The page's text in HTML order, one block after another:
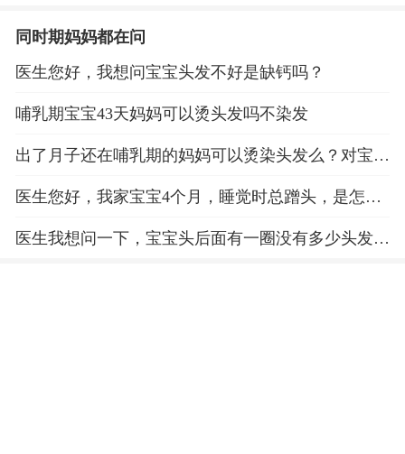
同时期妈妈都在问
医生您好，我想问宝宝头发不好是缺钙吗？
哺乳期宝宝43天妈妈可以烫头发吗不染发
出了月子还在哺乳期的妈妈可以烫染头发么？对宝宝
医生您好，我家宝宝4个月，睡觉时总蹭头，是怎么
医生我想问一下，宝宝头后面有一圈没有多少头发是